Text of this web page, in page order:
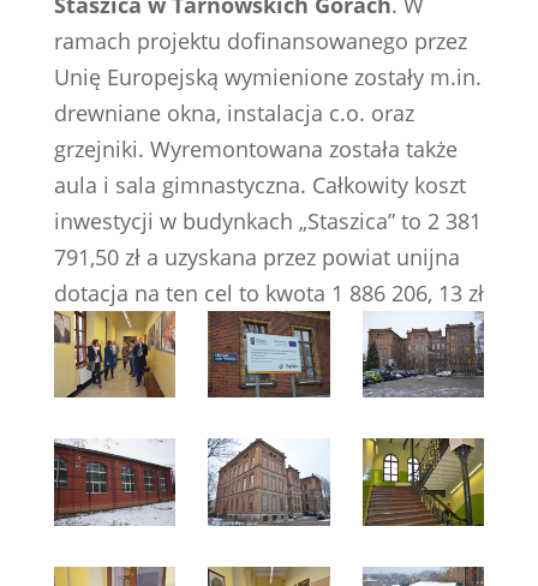
ramach projektu dofinansowanego przez
Unię Europejską wymienione zostały m.in.
drewniane okna, instalacja c.o. oraz
grzejniki. Wyremontowana została także
aula i sala gimnastyczna. Całkowity koszt
inwestycji w budynkach „Staszica” to 2 381
791,50 zł a uzyskana przez powiat unijna
dotacja na ten cel to kwota 1 886 206, 13 zł